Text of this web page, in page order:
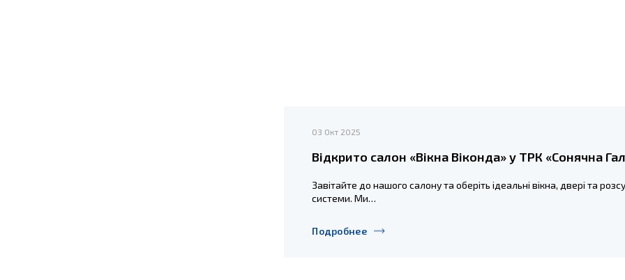
03 Окт 2025
Відкрито салон «Вікна Віконда» у ТРК «Сонячна
Завітайте до нашого салону та оберіть ідеальні вікна, двері та
системи. Ми…
Подробнее